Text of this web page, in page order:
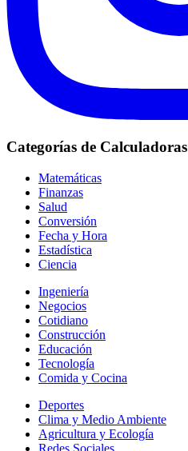
Categorías de Calculadoras
Matemáticas
Finanzas
Salud
Conversión
Fecha y Hora
Estadística
Ciencia
Ingeniería
Negocios
Cotidiano
Construcción
Educación
Tecnología
Comida y Cocina
Deportes
Clima y Medio Ambiente
Agricultura y Ecología
Redes Sociales